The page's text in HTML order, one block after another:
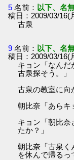
5 名前： 以下、名
稿日：2009/03/16(
古泉
9 名前： 以下、名
稿日：2009/03/16(
キョン「なんだ
古泉探そう。」
古泉の教室に向
朝比奈「あらキ
キョン「朝比奈
たか？」
朝比奈「古泉く
を休んで帰るっ